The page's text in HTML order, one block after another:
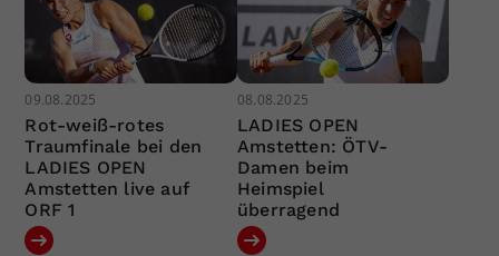
09.08.2025
Rot-weiß-rotes
Traumfinale bei den
LADIES OPEN
Amstetten live auf
ORF 1
08.08.2025
LADIES OPEN
Amstetten: ÖTV-
Damen beim
Heimspiel
überragend